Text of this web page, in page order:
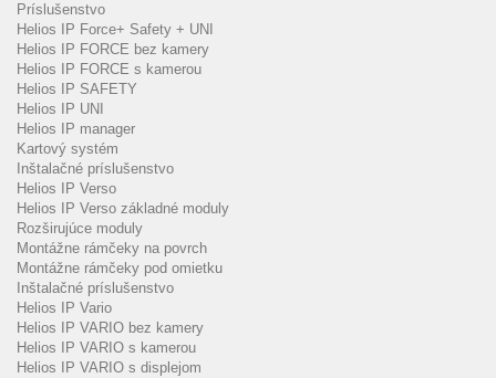
Príslušenstvo
Helios IP Force+ Safety + UNI
Helios IP FORCE bez kamery
Helios IP FORCE s kamerou
Helios IP SAFETY
Helios IP UNI
Helios IP manager
Kartový systém
Inštalačné príslušenstvo
Helios IP Verso
Helios IP Verso základné moduly
Rozširujúce moduly
Montážne rámčeky na povrch
Montážne rámčeky pod omietku
Inštalačné príslušenstvo
Helios IP Vario
Helios IP VARIO bez kamery
Helios IP VARIO s kamerou
Helios IP VARIO s displejom